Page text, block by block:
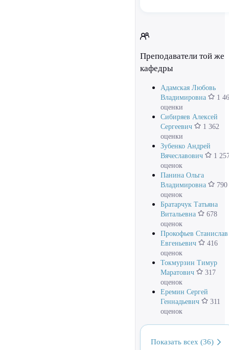
Преподаватели той же
кафедры
Адамская Любовь
Владимировна
1
оценки
Сибиряев Алексей
Сергеевич
1 362
оценки
Зубенко Андрей
Вячеславович
1
оценок
Панина Ольга
Владимировна
790
оценок
Братарчук Татьяна
Витальевна
678
оценок
Прокофьев Станислав
Евгеньевич
416
оценок
Токмурзин Тимур
Маратович
317
оценок
Еремин Сергей
Геннадьевич
311
оценок
Показать всех (36)